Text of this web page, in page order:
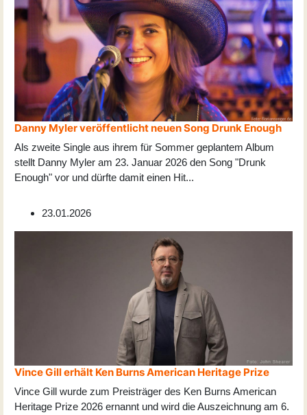
Danny Myler veröffentlicht neuen Song Drunk Enough
Als zweite Single aus ihrem für Sommer geplantem Album
stellt Danny Myler am 23. Januar 2026 den Song "Drunk
Enough" vor und dürfte damit einen Hit...
23.01.2026
Vince Gill erhält Ken Burns American Heritage Prize
Vince Gill wurde zum Preisträger des Ken Burns American
Heritage Prize 2026 ernannt und wird die Auszeichnung am 6.